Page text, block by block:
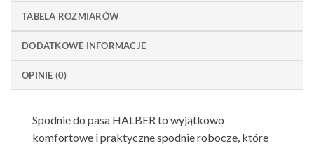
TABELA ROZMIARÓW
DODATKOWE INFORMACJE
OPINIE (0)
Spodnie do pasa HALBER to wyjątkowo
komfortowe i praktyczne spodnie robocze, które